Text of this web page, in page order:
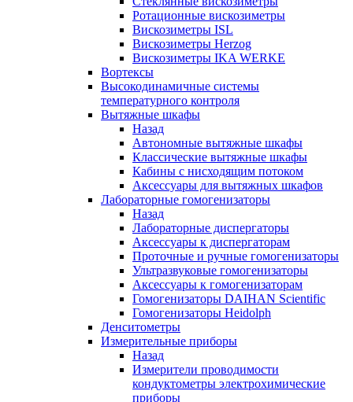
Ротационные вискозиметры
Вискозиметры ISL
Вискозиметры Herzog
Вискозиметры IKA WERKE
Вортексы
Высокодинамичные системы
температурного контроля
Вытяжные шкафы
Назад
Автономные вытяжные шкафы
Классические вытяжные шкафы
Кабины с нисходящим потоком
Аксессуары для вытяжных шкафов
Лабораторные гомогенизаторы
Назад
Лабораторные диспергаторы
Аксессуары к диспергаторам
Проточные и ручные гомогенизаторы
Ультразвуковые гомогенизаторы
Аксессуары к гомогенизаторам
Гомогенизаторы DAIHAN Scientific
Гомогенизаторы Heidolph
Денситометры
Измерительные приборы
Назад
Измерители проводимости
кондуктометры электрохимические
приборы